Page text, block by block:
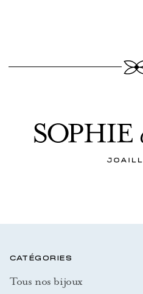
CATÉGORIES
Tous nos bijoux